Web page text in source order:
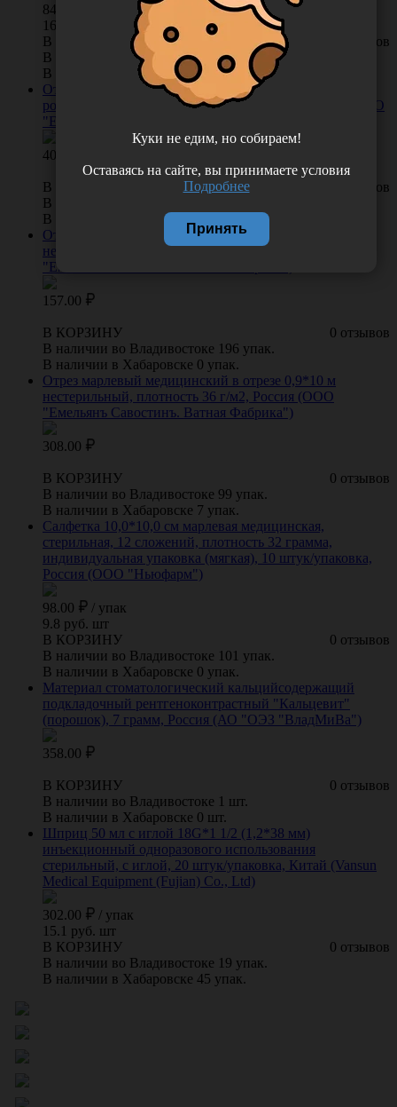
848.00
16.96 руб. шт
0 отзывов
В КОРЗИНУ
В наличии во Владивостоке 12 упак.
В наличии в Хабаровске 0 упак.
Отрез марлевый медицинский в отрезе 0,9*10 м (в
ролике) нестерильный, плотность 39 г/м2, Россия (ООО
"Емельянъ Савостинъ. Ватная Фабрика")
408.00
0 отзывов
В КОРЗИНУ
В наличии во Владивостоке 91 упак.
В наличии в Хабаровске 0 упак.
Отрез марлевый медицинский в отрезе 0,9*5 м
нестерильный, плотность 36 г/м2, Россия (ООО
"Емельянъ Савостинъ. Ватная Фабрика")
157.00
0 отзывов
В КОРЗИНУ
В наличии во Владивостоке 196 упак.
В наличии в Хабаровске 0 упак.
Отрез марлевый медицинский в отрезе 0,9*10 м
нестерильный, плотность 36 г/м2, Россия (ООО
"Емельянъ Савостинъ. Ватная Фабрика")
308.00
0 отзывов
В КОРЗИНУ
В наличии во Владивостоке 99 упак.
В наличии в Хабаровске 7 упак.
Салфетка 10,0*10,0 см марлевая медицинская,
стерильная, 12 сложений, плотность 32 грамма,
индивидуальная упаковка (мягкая), 10 штук/упаковка,
Россия (ООО "Ньюфарм")
98.00 / упак
9.8 руб. шт
0 отзывов
В КОРЗИНУ
В наличии во Владивостоке 101 упак.
В наличии в Хабаровске 0 упак.
Материал стоматологический кальцийсодержащий
подкладочный рентгеноконтрастный "Кальцевит"
(порошок), 7 грамм, Россия (АО "ОЭЗ "ВладМиВа")
358.00
0 отзывов
В КОРЗИНУ
В наличии во Владивостоке 1 шт.
В наличии в Хабаровске 0 шт.
Шприц 50 мл с иглой 18G*1 1/2 (1,2*38 мм)
инъекционный одноразового использования
стерильный, с иглой, 20 штук/упаковка, Китай (Vansun
Medical Equipment (Fujian) Co., Ltd)
302.00 / упак
15.1 руб. шт
0 отзывов
В КОРЗИНУ
В наличии во Владивостоке 19 упак.
В наличии в Хабаровске 45 упак.
Куки не едим, но собираем!
Оставаясь на сайте, вы принимаете условия
Подробнее
Принять